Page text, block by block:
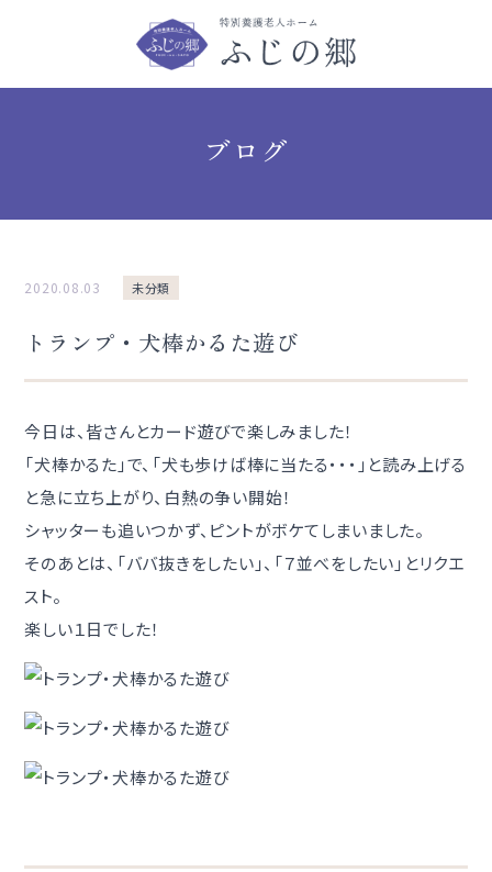
ブログ
2020.08.03 未分類
トランプ・犬棒かるた遊び
今日は、皆さんとカード遊びで楽しみました！
「犬棒かるた」で、「犬も歩けば棒に当たる・・・」と読み上げる
と急に立ち上がり、白熱の争い開始！
シャッターも追いつかず、ピントがボケてしまいました。
そのあとは、「ババ抜きをしたい」、「７並べをしたい」とリクエ
スト。
楽しい１日でした！